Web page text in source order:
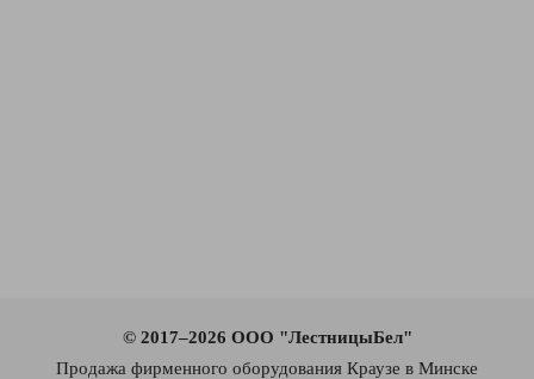
© 2017–2026 ООО "ЛестницыБел"
Продажа фирменного оборудования Краузе в Минске